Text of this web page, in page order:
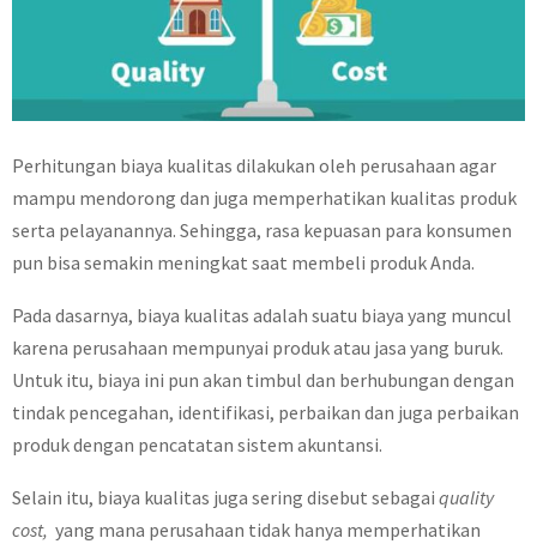
Perhitungan biaya kualitas dilakukan oleh perusahaan agar
mampu mendorong dan juga memperhatikan kualitas produk
serta pelayanannya. Sehingga, rasa kepuasan para konsumen
pun bisa semakin meningkat saat membeli produk Anda.
Pada dasarnya, biaya kualitas adalah suatu biaya yang muncul
karena perusahaan mempunyai produk atau jasa yang buruk.
Untuk itu, biaya ini pun akan timbul dan berhubungan dengan
tindak pencegahan, identifikasi, perbaikan dan juga perbaikan
produk dengan pencatatan sistem akuntansi.
Selain itu, biaya kualitas juga sering disebut sebagai quality
cost, yang mana perusahaan tidak hanya memperhatikan